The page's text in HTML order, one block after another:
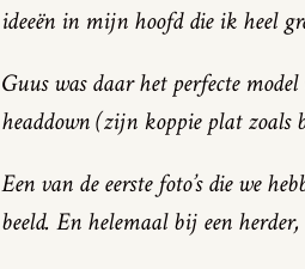
ideeën in mijn hoofd die ik heel
Guus was daar het perfecte
headdown (zijn koppie plat zoals
Een van de eerste foto’s die we
beeld. En helemaal bij een